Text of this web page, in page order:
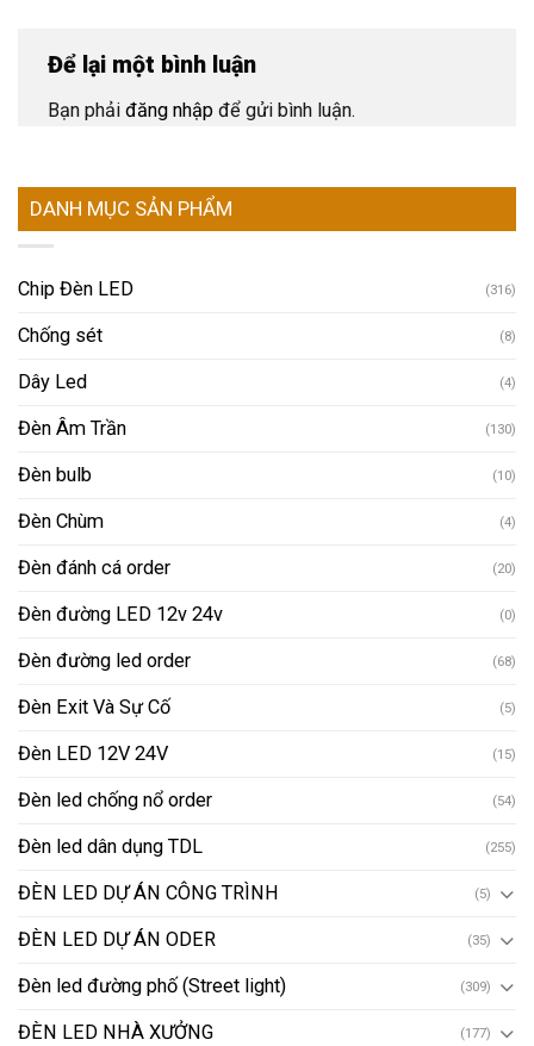
Để lại một bình luận
Bạn phải đăng nhập để gửi bình luận.
DANH MỤC SẢN PHẨM
Chip Đèn LED (316)
Chống sét (8)
Dây Led (4)
Đèn Âm Trần (130)
Đèn bulb (10)
Đèn Chùm (4)
Đèn đánh cá order (20)
Đèn đường LED 12v 24v (0)
Đèn đường led order (68)
Đèn Exit Và Sự Cố (5)
Đèn LED 12V 24V (15)
Đèn led chống nổ order (54)
Đèn led dân dụng TDL (255)
ĐÈN LED DỰ ÁN CÔNG TRÌNH (5)
ĐÈN LED DỰ ÁN ODER (35)
Đèn led đường phố (Street light) (309)
ĐÈN LED NHÀ XƯỞNG (177)